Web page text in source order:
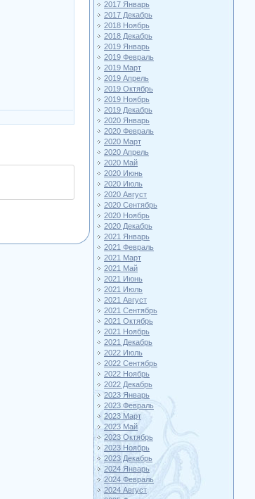
2017 Январь
2017 Декабрь
2018 Ноябрь
2018 Декабрь
2019 Январь
2019 Февраль
2019 Март
2019 Апрель
2019 Октябрь
2019 Ноябрь
2019 Декабрь
2020 Январь
2020 Февраль
2020 Март
2020 Апрель
2020 Май
2020 Июнь
2020 Июль
2020 Август
2020 Сентябрь
2020 Ноябрь
2020 Декабрь
2021 Январь
2021 Февраль
2021 Март
2021 Май
2021 Июнь
2021 Июль
2021 Август
2021 Сентябрь
2021 Октябрь
2021 Ноябрь
2021 Декабрь
2022 Июль
2022 Сентябрь
2022 Ноябрь
2022 Декабрь
2023 Январь
2023 Февраль
2023 Март
2023 Май
2023 Октябрь
2023 Ноябрь
2023 Декабрь
2024 Январь
2024 Февраль
2024 Август